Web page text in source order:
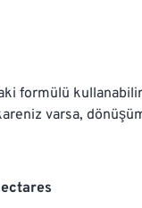
formülü
varsa,